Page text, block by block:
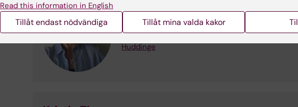
Telefon: +46852481236
E-post: katarina.ekelof@ki.se
Organisatorisk tillhörighet: Institutionen för
Huddinge
Read this information in English
Tillåt endast nödvändiga Tillåt mina valda kakor